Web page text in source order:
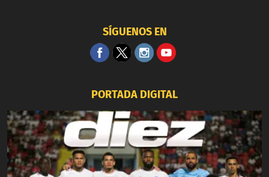
SÍGUENOS EN
PORTADA DIGITAL